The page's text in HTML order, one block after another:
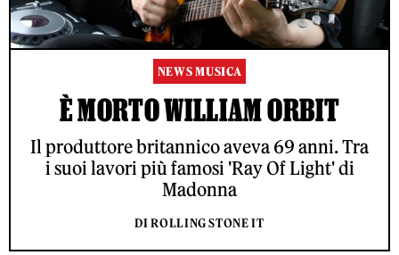
NEWS MUSICA
È MORTO WILLIAM ORBIT
Il produttore britannico aveva 69 anni. Tra
i suoi lavori più famosi 'Ray Of Light' di
Madonna
DI ROLLING STONE IT